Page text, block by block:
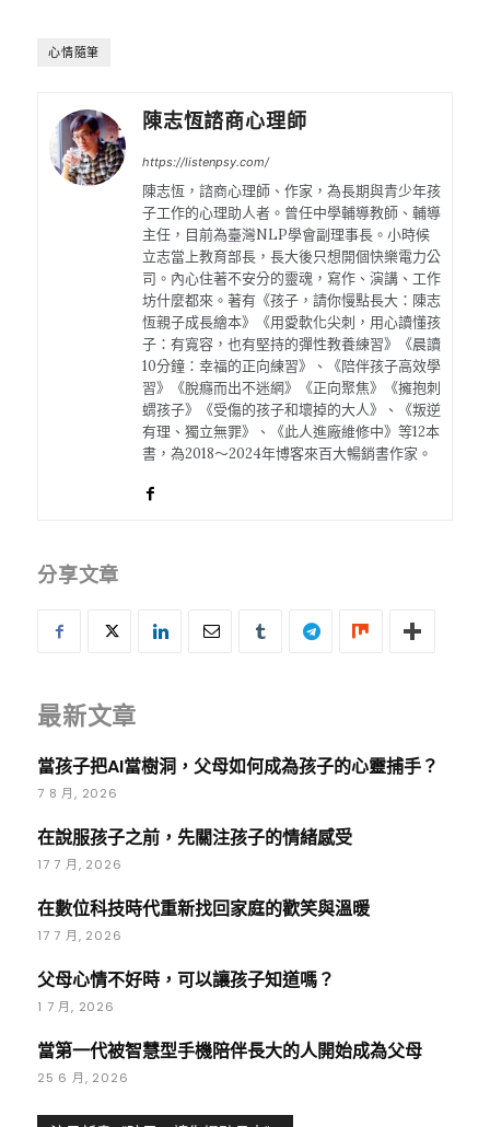
心情隨筆
陳志恆諮商心理師
https://listenpsy.com/
陳志恆，諮商心理師、作家，為長期與青少年孩
子工作的心理助人者。曾任中學輔導教師、輔導
主任，目前為臺灣NLP學會副理事長。小時候
立志當上教育部長，長大後只想開個快樂電力公
司。內心住著不安分的靈魂，寫作、演講、工作
坊什麼都來。著有《孩子，請你慢點長大：陳志
恆親子成長繪本》《用愛軟化尖刺，用心讀懂孩
子：有寬容，也有堅持的彈性教養練習》《晨讀
10分鐘：幸福的正向練習》、《陪伴孩子高效學
習》《脫癮而出不迷網》《正向聚焦》《擁抱刺
蝟孩子》《受傷的孩子和壞掉的大人》、《叛逆
有理、獨立無罪》、《此人進廠維修中》等12本
書，為2018～2024年博客來百大暢銷書作家。
分享文章
最新文章
當孩子把AI當樹洞，父母如何成為孩子的心靈捕手？
7 8 月, 2026
在說服孩子之前，先關注孩子的情緒感受
17 7 月, 2026
在數位科技時代重新找回家庭的歡笑與溫暖
17 7 月, 2026
父母心情不好時，可以讓孩子知道嗎？
1 7 月, 2026
當第一代被智慧型手機陪伴長大的人開始成為父母
25 6 月, 2026